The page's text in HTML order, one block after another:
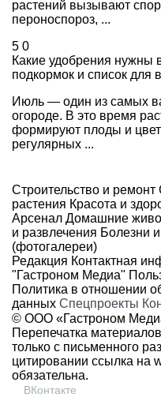
растений вызывают
пероноспороз, ...
5 0
Какие удобрения нужны
подкормок и список для
Июль — один из самых
огороде. В это время
формируют плоды и
регулярных ...
Строительство и ремонт
растения Красота и
Арсенал Домашние
и развлечения Болезни
(фотогалереи)
Редакция Контактная
"Гастроном Медиа"
Политика в отношении
данных Спецпроекты
© ООО «Гастроном
Перепечатка
только с письменного
цитировании ссылка на
обязательна.
ВКонтакте